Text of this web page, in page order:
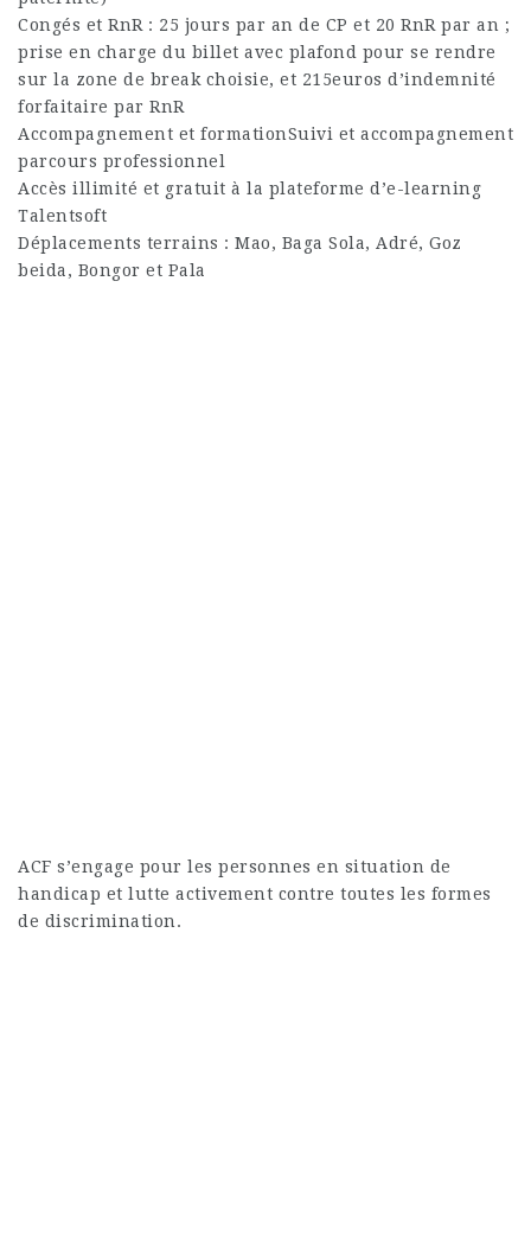
Congés et RnR : 25 jours par an de CP et 20 RnR par an ;
prise en charge du billet avec plafond pour se rendre
sur la zone de break choisie, et 215euros d’indemnité
forfaitaire par RnR
Accompagnement et formationSuivi et accompagnement
parcours professionnel
Accès illimité et gratuit à la plateforme d’e-learning
Talentsoft
Déplacements terrains : Mao, Baga Sola, Adré, Goz
beida, Bongor et Pala
ACF s’engage pour les personnes en situation de
handicap et lutte activement contre toutes les formes
de discrimination.